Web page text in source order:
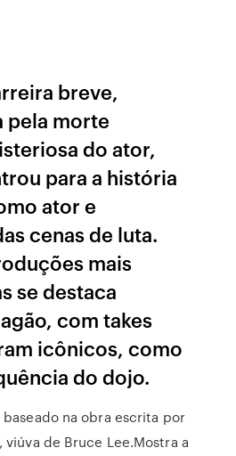
breve,
pela morte
do ator,
para a história
ator e
cenas de luta.
mais
se destaca
com takes
icônicos, como
do dojo.
na obra escrita por
viúva de Bruce Lee.Mostra a